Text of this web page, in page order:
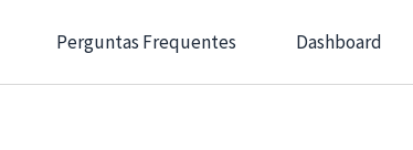
Perguntas Frequentes Dashboard